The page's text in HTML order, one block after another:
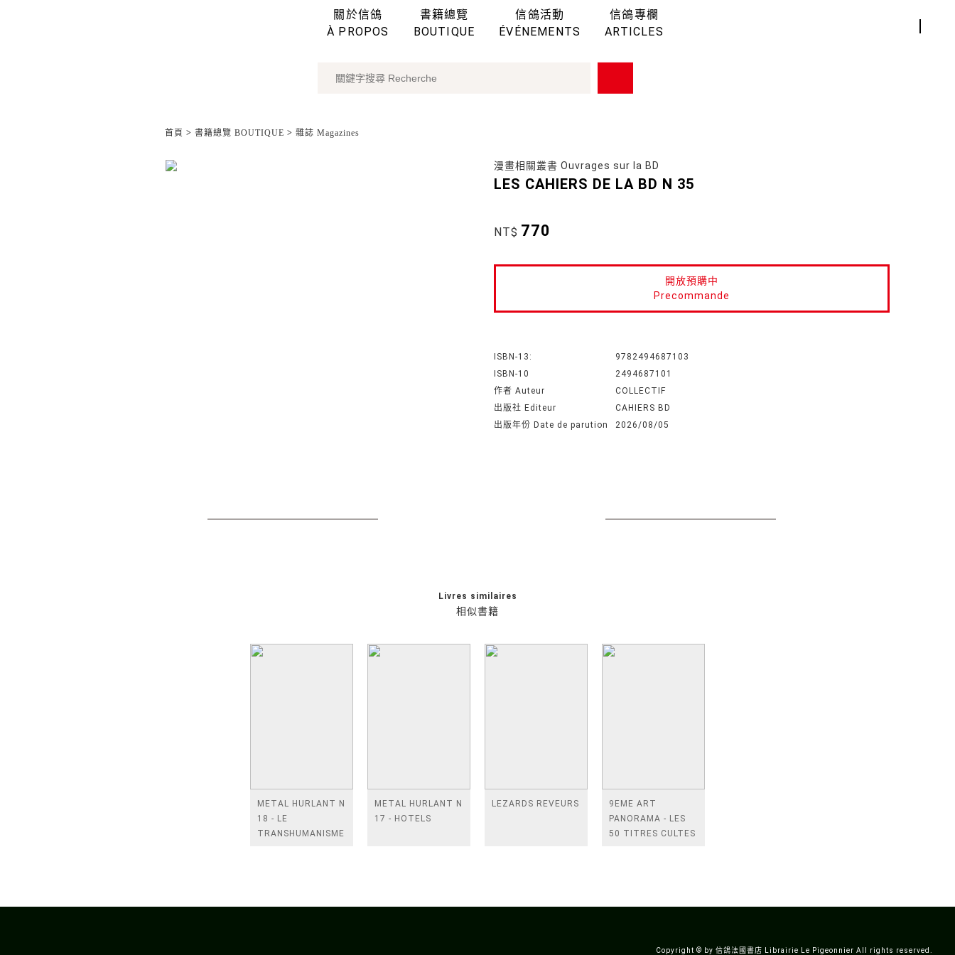
關於信鴿
À PROPOS
書籍總覽
BOUTIQUE
信鴿活動
ÉVÉNEMENTS
信鴿專欄
ARTICLES
首頁 > 書籍總覽 BOUTIQUE > 雜誌 Magazines
漫畫相關叢書 Ouvrages sur la BD
LES CAHIERS DE LA BD N 35
NT$ 770
開放預購中
Precommande
ISBN-13:
9782494687103
ISBN-10
2494687101
作者 Auteur
COLLECTIF
出版社 Editeur
CAHIERS BD
出版年份 Date de parution
2026/08/05
相似書籍
Livres similaires
METAL HURLANT N
18 - LE
TRANSHUMANISME
METAL HURLANT N
17 - HOTELS
LEZARDS REVEURS
9EME ART
PANORAMA - LES
50 TITRES CULTES
Copyright © by 信鴿法國書店 Librairie Le Pigeonnier All rights reserved.